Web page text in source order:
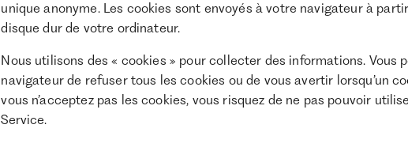
unique anonyme. Les cookies sont envoyés à votre navigateur à
disque dur de votre ordinateur.
Nous utilisons des « cookies » pour collecter des informations. Vous
navigateur de refuser tous les cookies ou de vous avertir lorsqu’un
vous n’acceptez pas les cookies, vous risquez de ne pas pouvoir
Service.